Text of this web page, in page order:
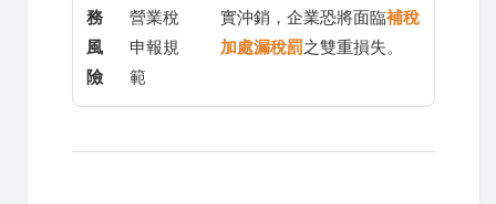
務
風
險
營業稅
申報規
範
實沖銷，企業恐將面臨補稅
加處漏稅罰之雙重損失。